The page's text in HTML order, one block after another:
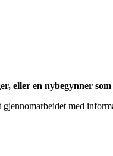
eller en nybegynner
med